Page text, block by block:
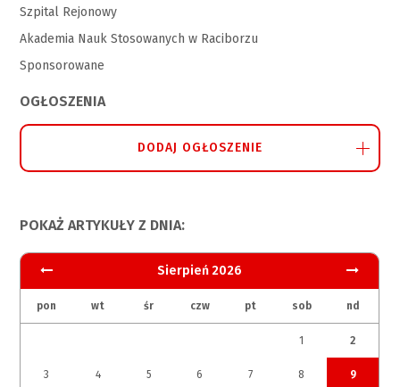
Szpital Rejonowy
Akademia Nauk Stosowanych w Raciborzu
Sponsorowane
OGŁOSZENIA
DODAJ OGŁOSZENIE
POKAŻ ARTYKUŁY Z DNIA:
Sierpień 2026
pon wt śr czw pt sob nd
1 2
3 4 5 6 7 8 9